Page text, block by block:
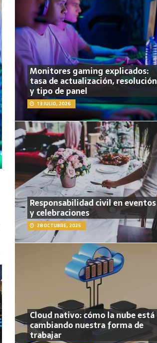
Monitores gaming explicados:
tasa de actualización, resolución
y tipo de panel
13 JULIO, 2026
Responsabilidad civil en eventos
y celebraciones
28 OCTUBRE, 2025
Cloud nativo: cómo la nube está
cambiando nuestra forma de
trabajar